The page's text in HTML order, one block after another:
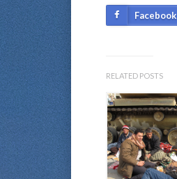
Facebook
RELATED POSTS